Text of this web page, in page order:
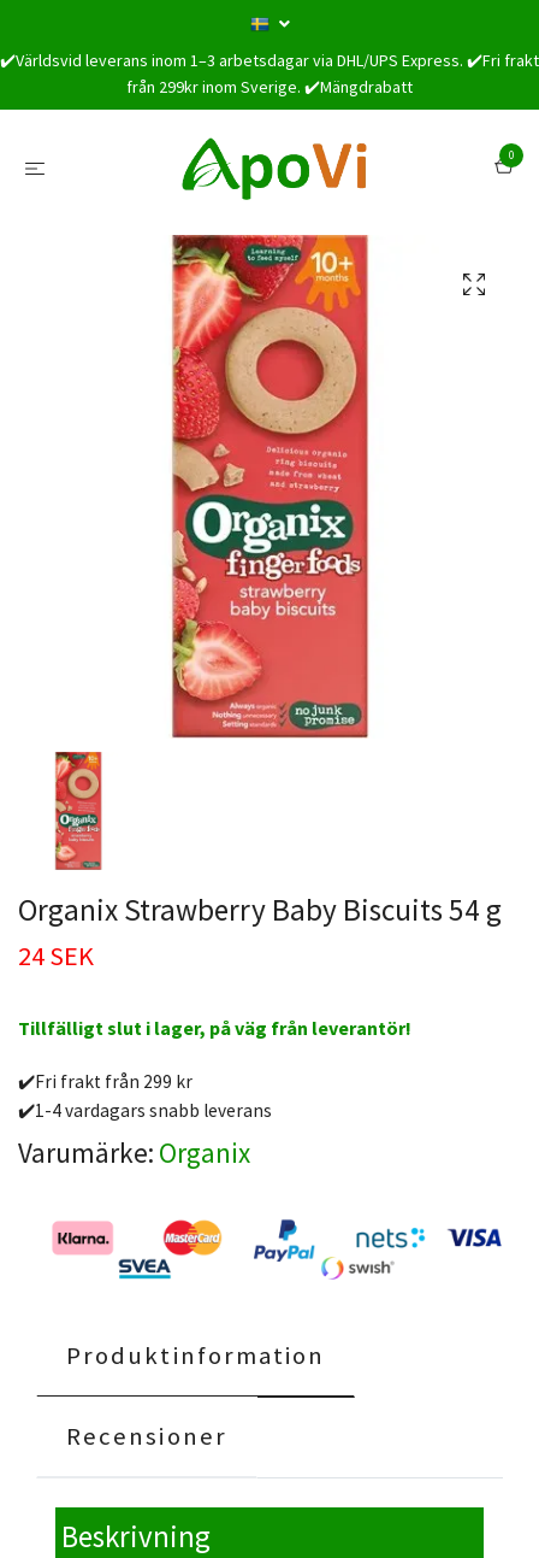
✔️Världsvid leverans inom 1–3 arbetsdagar via DHL/UPS Express. ✔️Fri frakt
från 299kr inom Sverige. ✔️Mängdrabatt
0
Organix Strawberry Baby Biscuits 54 g
24 SEK
Tillfälligt slut i lager, på väg från leverantör!
✔️Fri frakt från 299 kr
✔️1-4 vardagars snabb leverans
Varumärke: Organix
Produktinformation
Recensioner
Beskrivning